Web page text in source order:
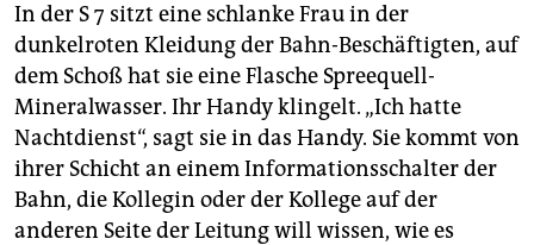
In der S 7 sitzt eine schlanke Frau in der
dunkelroten Kleidung der Bahn-Beschäftigten, auf
dem Schoß hat sie eine Flasche Spreequell-
Mineralwasser. Ihr Handy klingelt. „Ich hatte
Nachtdienst“, sagt sie in das Handy. Sie kommt von
ihrer Schicht an einem Informationsschalter der
Bahn, die Kollegin oder der Kollege auf der
anderen Seite der Leitung will wissen, wie es